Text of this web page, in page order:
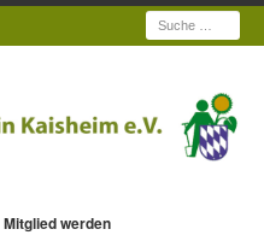
Suche
Mitglied werden